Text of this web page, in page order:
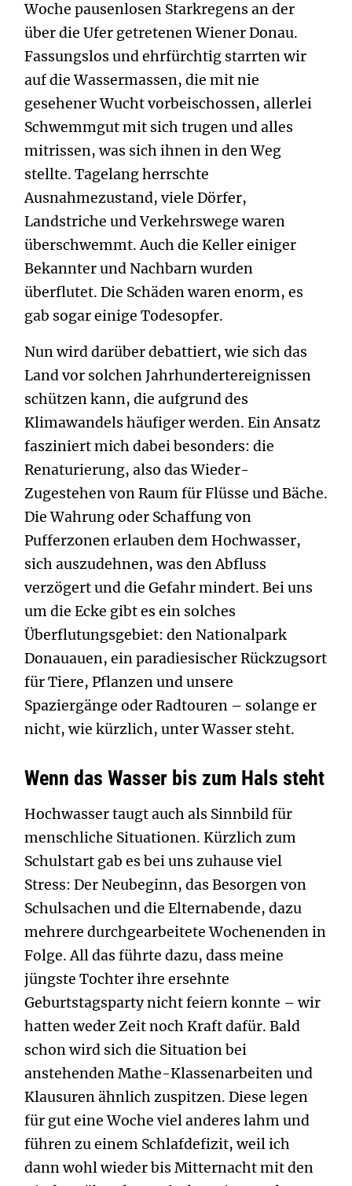
Woche pausenlosen Starkregens an der
über die Ufer getretenen Wiener Donau.
Fassungslos und ehrfürchtig starrten wir
auf die Wassermassen, die mit nie
gesehener Wucht vorbeischossen, allerlei
Schwemmgut mit sich trugen und alles
mitrissen, was sich ihnen in den Weg
stellte. Tagelang herrschte
Ausnahmezustand, viele Dörfer,
Landstriche und Verkehrswege waren
überschwemmt. Auch die Keller einiger
Bekannter und Nachbarn wurden
überflutet. Die Schäden waren enorm, es
gab sogar einige Todesopfer.
Nun wird darüber debattiert, wie sich das
Land vor solchen Jahrhundertereignissen
schützen kann, die aufgrund des
Klimawandels häufiger werden. Ein Ansatz
fasziniert mich dabei besonders: die
Renaturierung, also das Wieder-
Zugestehen von Raum für Flüsse und Bäche.
Die Wahrung oder Schaffung von
Pufferzonen erlauben dem Hochwasser,
sich auszudehnen, was den Abfluss
verzögert und die Gefahr mindert. Bei uns
um die Ecke gibt es ein solches
Überflutungsgebiet: den Nationalpark
Donauauen, ein paradiesischer Rückzugsort
für Tiere, Pflanzen und unsere
Spaziergänge oder Radtouren – solange er
nicht, wie kürzlich, unter Wasser steht.
Wenn das Wasser bis zum Hals steht
Hochwasser taugt auch als Sinnbild für
menschliche Situationen. Kürzlich zum
Schulstart gab es bei uns zuhause viel
Stress: Der Neubeginn, das Besorgen von
Schulsachen und die Elternabende, dazu
mehrere durchgearbeitete Wochenenden in
Folge. All das führte dazu, dass meine
jüngste Tochter ihre ersehnte
Geburtstagsparty nicht feiern konnte – wir
hatten weder Zeit noch Kraft dafür. Bald
schon wird sich die Situation bei
anstehenden Mathe-Klassenarbeiten und
Klausuren ähnlich zuspitzen. Diese legen
für gut eine Woche viel anderes lahm und
führen zu einem Schlafdefizit, weil ich
dann wohl wieder bis Mitternacht mit den